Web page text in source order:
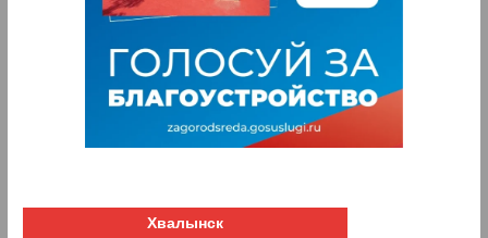
Хвалынск